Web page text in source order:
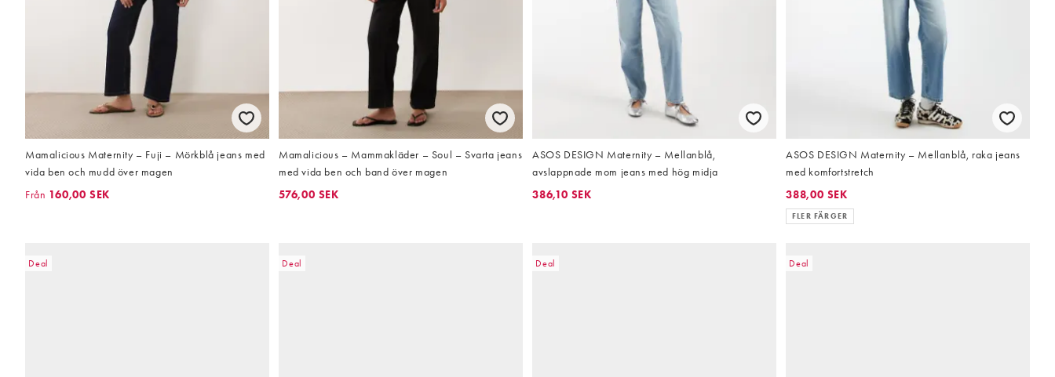
Mamalicious Maternity – Fuji – Mörkblå jeans med
vida ben och mudd över magen
Från 160,00 SEK
Mamalicious – Mammakläder – Soul – Svarta jeans
med vida ben och band över magen
576,00 SEK
ASOS DESIGN Maternity – Mellanblå,
avslappnade mom jeans med hög midja
386,10 SEK
ASOS DESIGN Maternity – Mellanblå, raka jeans
med komfortstretch
388,00 SEK
FLER FÄRGER
Deal Deal Deal Deal